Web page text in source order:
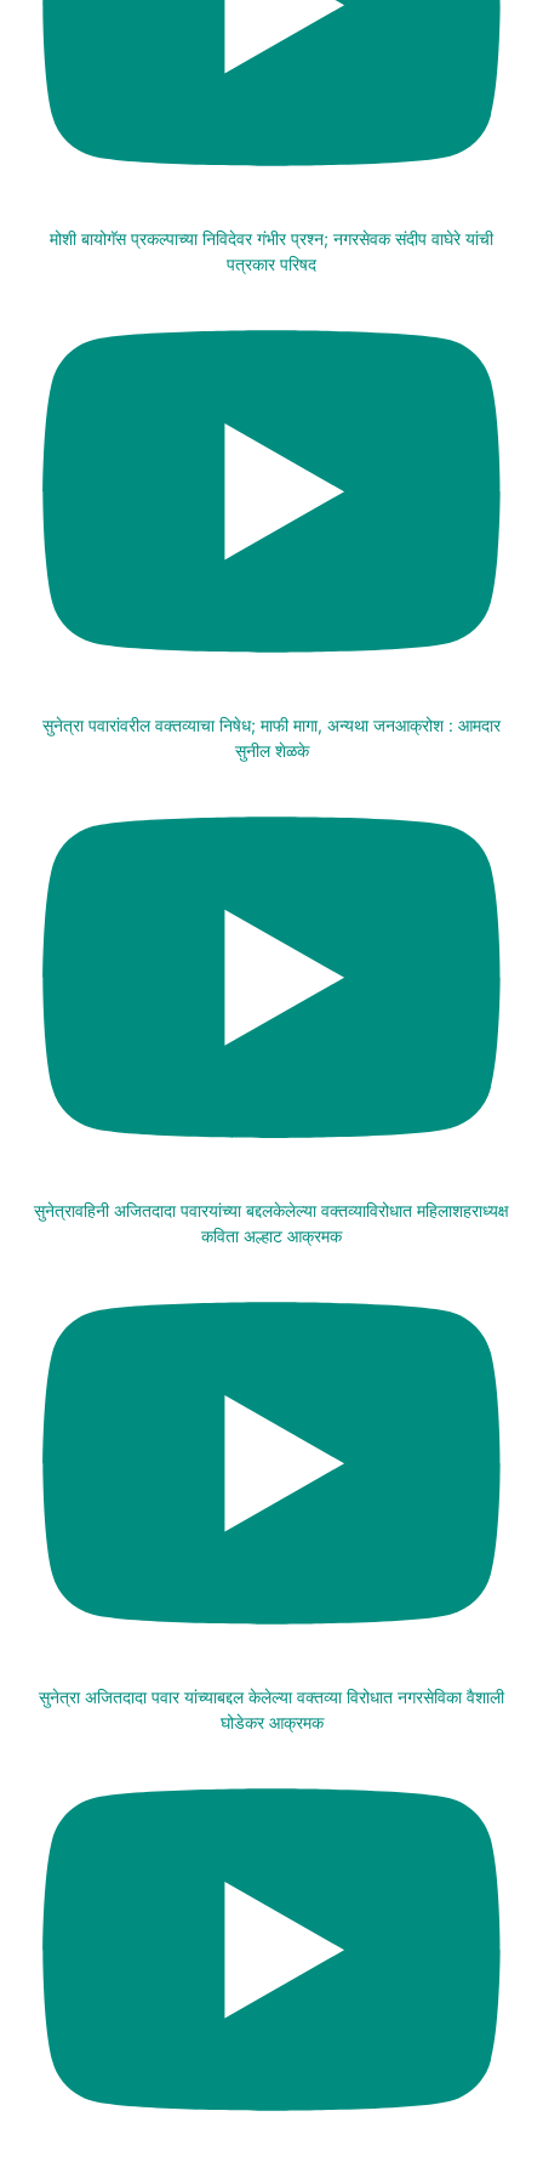
मोशी बायोगॅस प्रकल्पाच्या निविदेवर गंभीर प्रश्न; नगरसेवक संदीप वाघेरे यांची
पत्रकार परिषद
सुनेत्रा पवारांवरील वक्तव्याचा निषेध; माफी मागा, अन्यथा जनआक्रोश : आमदार
सुनील शेळके
सुनेत्रावहिनी अजितदादा पवारयांच्या बद्दलकेलेल्या वक्तव्याविरोधात महिलाशहराध्यक्ष
कविता अल्हाट आक्रमक
सुनेत्रा अजितदादा पवार यांच्याबद्दल केलेल्या वक्तव्या विरोधात नगरसेविका वैशाली
घोडेकर आक्रमक